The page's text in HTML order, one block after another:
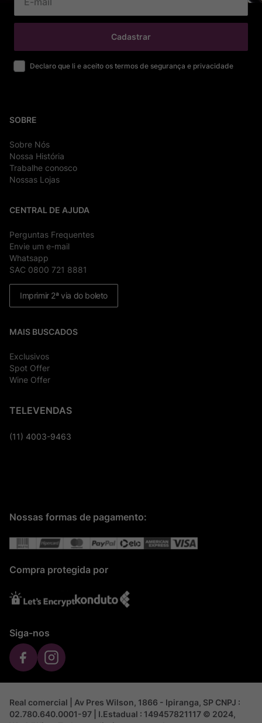
Cadastrar
Declaro que li e aceito os termos de segurança e privacidade
SOBRE
Sobre Nós
Nossa História
Trabalhe conosco
Nossas Lojas
CENTRAL DE AJUDA
Perguntas Frequentes
Envie um e-mail
Whatsapp
SAC 0800 721 8881
Imprimir 2ª via do boleto
MAIS BUSCADOS
Exclusivos
Spot Offer
Wine Offer
TELEVENDAS
(11) 4003-9463
Nossas formas de pagamento:
Compra protegida por
Siga-nos
Real comercial | Av Pres Wilson, 1866 - Ipiranga, SP CNPJ :
02.780.640.0001-97 | I.Estadual : 149457821117 © 2024,